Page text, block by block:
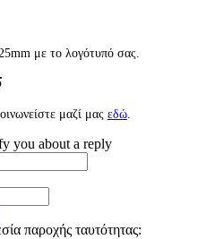
με το λογότυπό σας.
μαζί μας εδώ
you about a reply
παροχής ταυτότητας: